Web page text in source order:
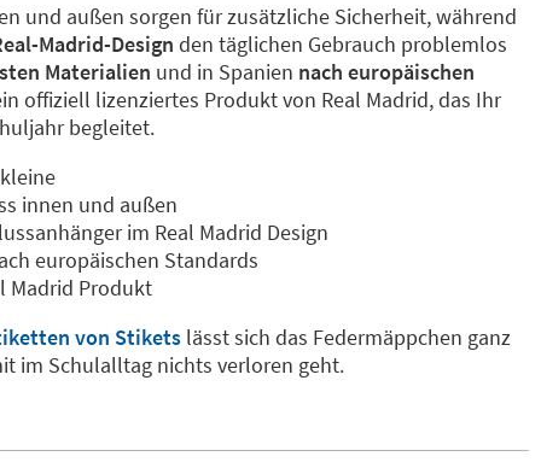
und außen sorgen für zusätzliche Sicherheit, während
Madrid-Design den täglichen Gebrauch problemlos
Materialien und in Spanien nach europäischen
offiziell lizenziertes Produkt von Real Madrid, das Ihr
begleitet.
innen und außen
im Real Madrid Design
europäischen Standards
Madrid Produkt
von Stikets lässt sich das Federmäppchen ganz
im Schulalltag nichts verloren geht.